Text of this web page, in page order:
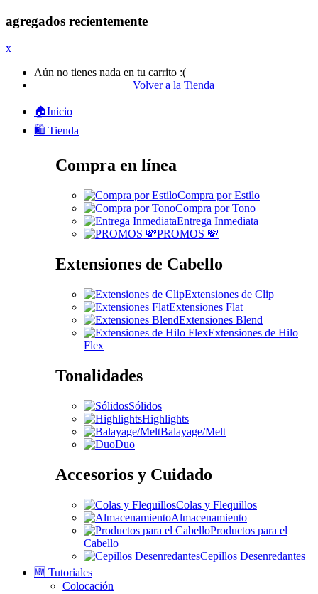
agregados recientemente
x
Aún no tienes nada en tu carrito :(
Volver a la Tienda
🏠Inicio
🛍️ Tienda
Compra en línea
Compra por Estilo
Compra por Tono
Entrega Inmediata
PROMOS 💸
Extensiones de Cabello
Extensiones de Clip
Extensiones Flat
Extensiones Blend
Extensiones de Hilo
Flex
Tonalidades
Sólidos
Highlights
Balayage/Melt
Duo
Accesorios y Cuidado
Colas y Flequillos
Almacenamiento
Productos para el
Cabello
Cepillos Desenredantes
🆕 Tutoriales
Colocación